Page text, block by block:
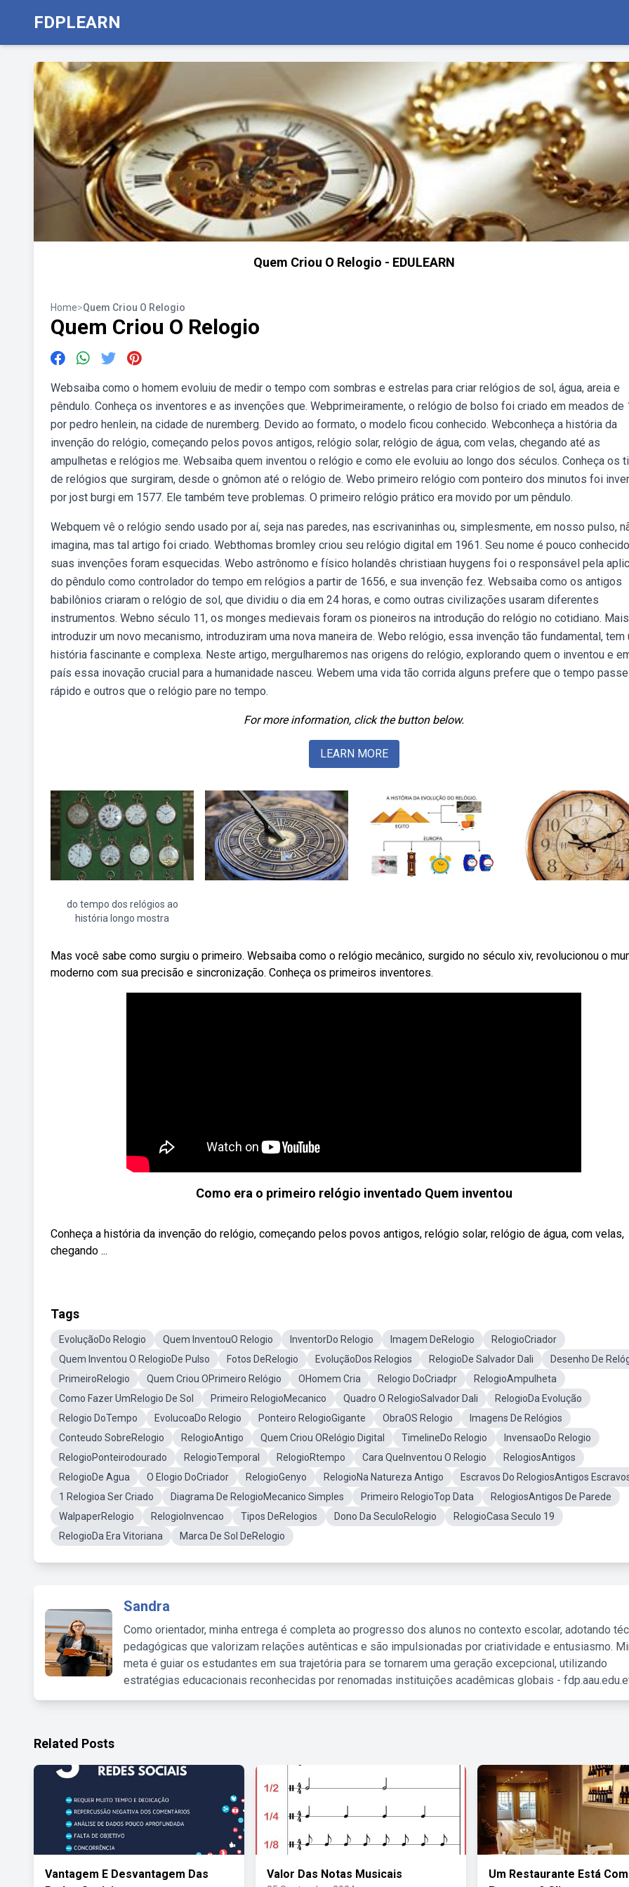
FDPLEARN
Quem Criou O Relogio - EDULEARN
Home>Quem Criou O Relogio
Quem Criou O Relogio
Websaiba como o homem evoluiu de medir o tempo com sombras e estrelas para criar relógios de sol, água, areia e
pêndulo. Conheça os inventores e as invenções que. Webprimeiramente, o relógio de bolso foi criado em meados de
por pedro henlein, na cidade de nuremberg. Devido ao formato, o modelo ficou conhecido. Webconheça a história da
invenção do relógio, começando pelos povos antigos, relógio solar, relógio de água, com velas, chegando até as
ampulhetas e relógios me. Websaiba quem inventou o relógio e como ele evoluiu ao longo dos séculos. Conheça os
de relógios que surgiram, desde o gnômon até o relógio de. Webo primeiro relógio com ponteiro dos minutos foi
por jost burgi em 1577. Ele também teve problemas. O primeiro relógio prático era movido por um pêndulo.
Webquem vê o relógio sendo usado por aí, seja nas paredes, nas escrivaninhas ou, simplesmente, em nosso pulso,
imagina, mas tal artigo foi criado. Webthomas bromley criou seu relógio digital em 1961. Seu nome é pouco
suas invenções foram esquecidas. Webo astrônomo e físico holandês christiaan huygens foi o responsável pela
do pêndulo como controlador do tempo em relógios a partir de 1656, e sua invenção fez. Websaiba como os antigos
babilônios criaram o relógio de sol, que dividiu o dia em 24 horas, e como outras civilizações usaram diferentes
instrumentos. Webno século 11, os monges medievais foram os pioneiros na introdução do relógio no cotidiano.
introduzir um novo mecanismo, introduziram uma nova maneira de. Webo relógio, essa invenção tão fundamental, tem
história fascinante e complexa. Neste artigo, mergulharemos nas origens do relógio, explorando quem o inventou e
país essa inovação crucial para a humanidade nasceu. Webem uma vida tão corrida alguns prefere que o tempo
rápido e outros que o relógio pare no tempo.
For more information, click the button below.
LEARN MORE
do tempo dos relógios ao
história longo mostra
Mas você sabe como surgiu o primeiro. Websaiba como o relógio mecânico, surgido no século xiv, revolucionou o
moderno com sua precisão e sincronização. Conheça os primeiros inventores.
Como era o primeiro relógio inventado Quem inventou
Conheça a história da invenção do relógio, começando pelos povos antigos, relógio solar, relógio de água, com velas,
chegando ...
Tags
EvoluçãoDo Relogio Quem InventouO Relogio InventorDo Relogio Imagem DeRelogio
RelogioCriador
Quem Inventou O RelogioDe Pulso
Fotos DeRelogio EvoluçãoDos Relogios RelogioDe Salvador Dali
Desenho De
PrimeiroRelogio
Quem Criou OPrimeiro Relógio OHomem Cria Relogio DoCriadpr
RelogioAmpulheta
Como Fazer UmRelogio De Sol
Primeiro RelogioMecanico Quadro O RelogioSalvador Dali
RelogioDa Evolução
Relogio DoTempo
EvolucoaDo Relogio Ponteiro RelogioGigante ObraOS Relogio
Imagens De Relógios
Conteudo SobreRelogio
RelogioAntigo Quem Criou ORelógio Digital TimelineDo Relogio
InvensaoDo Relogio
RelogioPonteirodourado
RelogioTemporal RelogioRtempo Cara QueInventou O Relogio
RelogiosAntigos
RelogioDe Agua
O Elogio DoCriador RelogioGenyo RelogioNa Natureza Antigo
Escravos Do RelogiosAntigos
1 Relogioa Ser Criado
Diagrama De RelogioMecanico Simples Primeiro RelogioTop Data
RelogiosAntigos De Parede
WalpaperRelogio
RelogioInvencao Tipos DeRelogios Dono Da SeculoRelogio
RelogioCasa Seculo 19
RelogioDa Era Vitoriana
Marca De Sol DeRelogio
Sandra
Como orientador, minha entrega é completa ao progresso dos alunos no contexto escolar, adotando
pedagógicas que valorizam relações autênticas e são impulsionadas por criatividade e entusiasmo.
meta é guiar os estudantes em sua trajetória para se tornarem uma geração excepcional, utilizando
estratégias educacionais reconhecidas por renomadas instituições acadêmicas globais -
Related Posts
Vantagem E Desvantagem Das
Valor Das Notas Musicais
Um Restaurante Está